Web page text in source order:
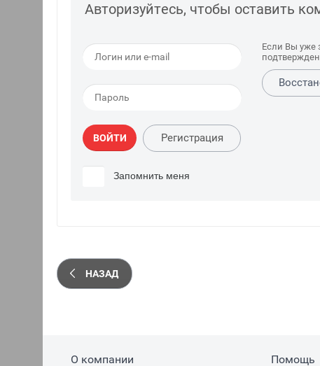
Авторизуйтесь, чтобы оставить
ВОЙТИ Регистрация
Запомнить меня
Если Вы уже
НАЗАД
О компании Помощь